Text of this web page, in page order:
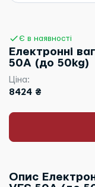
Є в наявності
Електронні
50А (до 50kg)
Ціна:
8424 ₴
Опис